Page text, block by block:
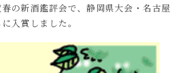
の新酒鑑評会で、静岡県大会・名古屋
入賞しました。